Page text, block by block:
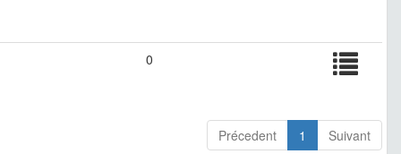
0
Précedent 1 Suivant